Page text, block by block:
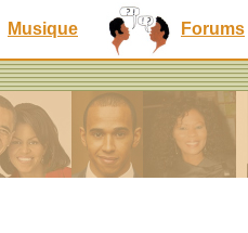
Musique Forums